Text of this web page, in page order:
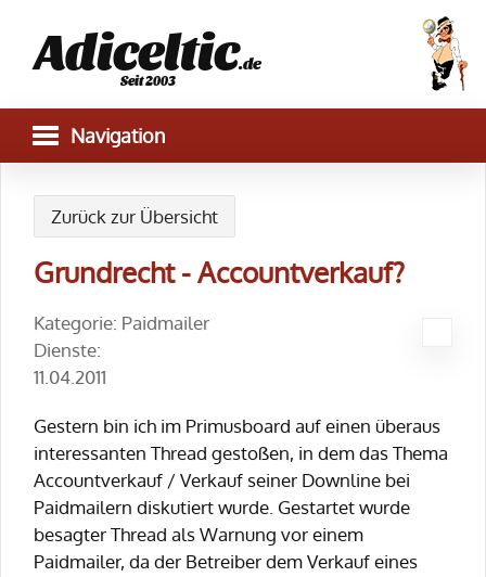
Adiceltic.de
Seit 2003
Zurück zur Übersicht
Grundrecht - Accountverkauf?
Kategorie: Paidmailer
Dienste:
11.04.2011
Gestern bin ich im Primusboard auf einen überaus
interessanten Thread gestoßen, in dem das Thema
Accountverkauf / Verkauf seiner Downline bei
Paidmailern diskutiert wurde. Gestartet wurde
besagter Thread als Warnung vor einem
Paidmailer, da der Betreiber dem Verkauf eines